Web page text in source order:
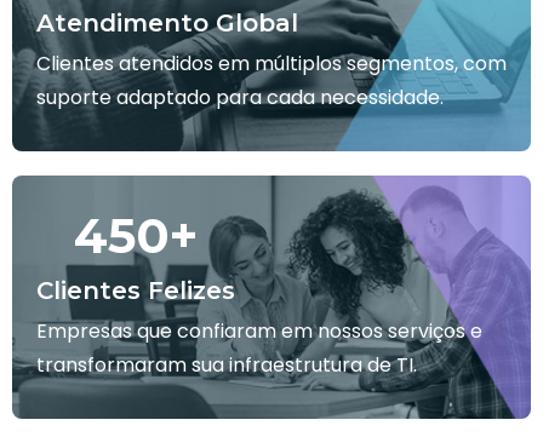
Atendimento Global
Clientes atendidos em múltiplos segmentos, com
suporte adaptado para cada necessidade.
Clientes Felizes
450+
Empresas que confiaram em nossos serviços e
transformaram sua infraestrutura de TI.